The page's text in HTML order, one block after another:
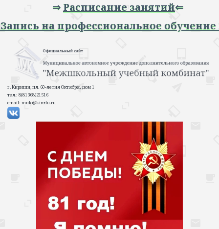
Расписание занятий⇐
обучение 2026-2027
г. Кириши, пл. 60-летия Октября, дом 1
тел.: 8(81368)21516
email: muk@kiredu.ru